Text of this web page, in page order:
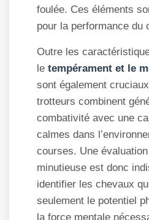
foulée. Ces éléments
pour la performance du
Outre les
le tempérament et le
sont également
trotteurs combinent
combativité avec une
calmes dans
courses. Une
minutieuse est donc
identifier les chevaux
seulement le potentiel
la force mentale